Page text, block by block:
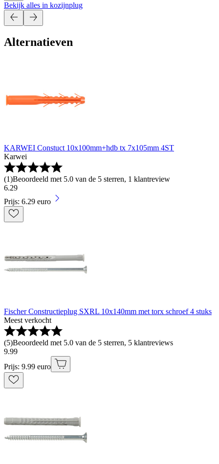
Bekijk alles in kozijnplug
Alternatieven
KARWEI Constuct 10x100mm+hdb tx 7x105mm 4ST
Karwei
(1)Beoordeeld met 5.0 van de 5 sterren, 1 klantreview
6.29
Prijs: 6.29 euro
Fischer Constructieplug SXRL 10x140mm met torx schroef 4 stuks
Meest verkocht
(5)Beoordeeld met 5.0 van de 5 sterren, 5 klantreviews
9.99
Prijs: 9.99 euro